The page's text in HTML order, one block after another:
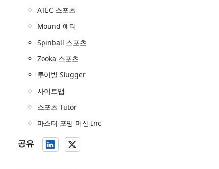
ATEC 스포츠
Mound 예티
Spinball 스포츠
Zooka 스포츠
루이빌 Slugger
사이트맵
스포츠 Tutor
마스터 포밍 머신 Inc
공유